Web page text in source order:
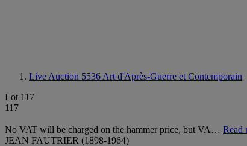
Live Auction 5536 Art d'Après-Guerre et Contemporain
Lot 117
117
No VAT will be charged on the hammer price, but VA… Read
JEAN FAUTRIER (1898-1964)